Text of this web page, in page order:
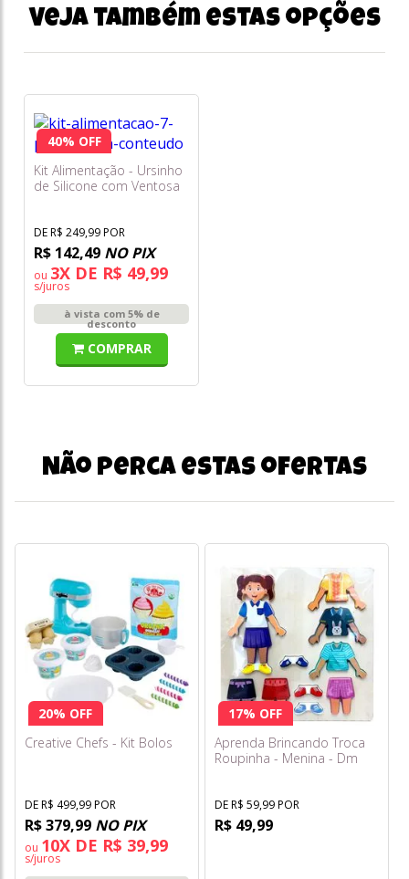
Veja também estas opções
40% OFF
Kit Alimentação - Ursinho
de Silicone com Ventosa
DE R$ 249,99 POR
R$ 142,49 NO PIX
ou 3X DE R$ 49,99
s/juros
à vista com 5% de
desconto
COMPRAR
Não perca estas ofertas
20% OFF
Creative Chefs - Kit Bolos
DE R$ 499,99 POR
R$ 379,99 NO PIX
ou 10X DE R$ 39,99
s/juros
17% OFF
Aprenda Brincando Troca
Roupinha - Menina - Dm
DE R$ 59,99 POR
R$ 49,99